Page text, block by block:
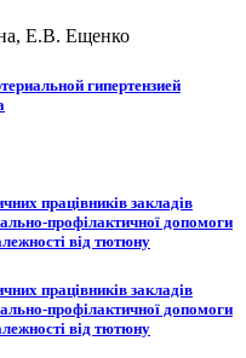
Е.В. Ещенко
гипертензией
працівників закладів
профілактичної допомоги
від тютюну
працівників закладів
профілактичної допомоги
від тютюну